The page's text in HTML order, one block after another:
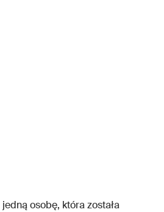
osobę, która została